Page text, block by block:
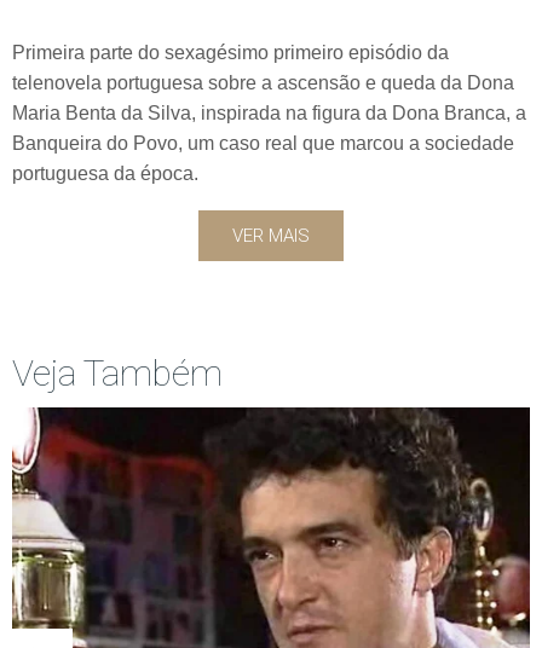
Primeira parte do sexagésimo primeiro episódio da
telenovela portuguesa sobre a ascensão e queda da Dona
Maria Benta da Silva, inspirada na figura da Dona Branca, a
Banqueira do Povo, um caso real que marcou a sociedade
portuguesa da época.
VER MAIS
Veja Também